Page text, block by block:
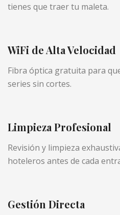
tienes que traer tu maleta.
WiFi de Alta Velocidad
Fibra óptica gratuita para
series sin cortes.
Limpieza Profesional
Revisión y limpieza
hoteleros antes de cada
Gestión Directa